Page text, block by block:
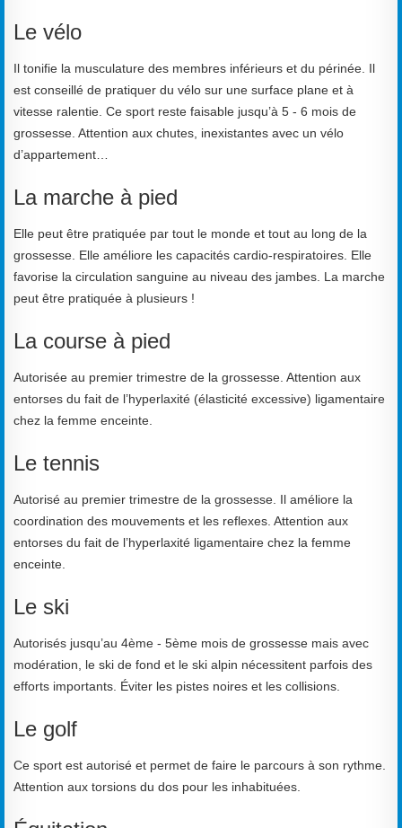
Le vélo
Il tonifie la musculature des membres inférieurs et du périnée. Il
est conseillé de pratiquer du vélo sur une surface plane et à
vitesse ralentie. Ce sport reste faisable jusqu’à 5 - 6 mois de
grossesse. Attention aux chutes, inexistantes avec un vélo
d’appartement…
La marche à pied
Elle peut être pratiquée par tout le monde et tout au long de la
grossesse. Elle améliore les capacités cardio-respiratoires. Elle
favorise la circulation sanguine au niveau des jambes. La marche
peut être pratiquée à plusieurs !
La course à pied
Autorisée au premier trimestre de la grossesse. Attention aux
entorses du fait de l’hyperlaxité (élasticité excessive) ligamentaire
chez la femme enceinte.
Le tennis
Autorisé au premier trimestre de la grossesse. Il améliore la
coordination des mouvements et les reflexes. Attention aux
entorses du fait de l’hyperlaxité ligamentaire chez la femme
enceinte.
Le ski
Autorisés jusqu’au 4ème - 5ème mois de grossesse mais avec
modération, le ski de fond et le ski alpin nécessitent parfois des
efforts importants. Éviter les pistes noires et les collisions.
Le golf
Ce sport est autorisé et permet de faire le parcours à son rythme.
Attention aux torsions du dos pour les inhabituées.